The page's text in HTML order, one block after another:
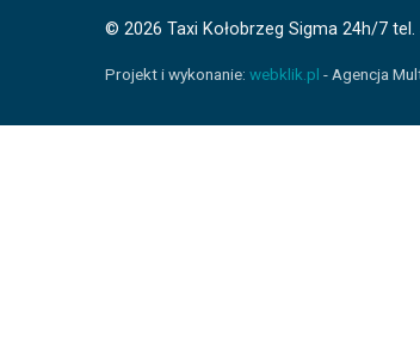
© 2026 Taxi Kołobrzeg Sigma 24h/7
Projekt i wykonanie: webklik.pl - Agencja